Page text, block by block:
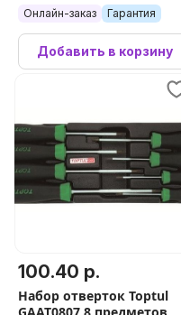
Онлайн-заказ Гарантия
Добавить в корзину
100.40 р.
Набор отверток Toptul